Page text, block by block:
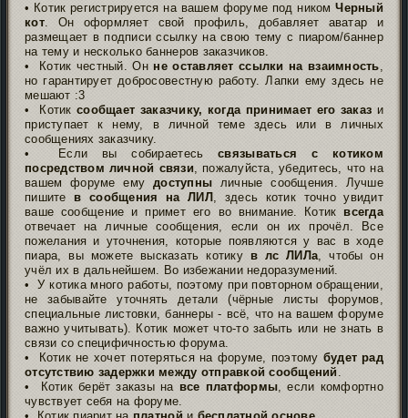
• Котик регистрируется на вашем форуме под никомЧерный
кот. Он оформляет свой профиль, добавляет аватар и
размещает в подписи ссылку на свою тему с пиаром/баннер
на тему и несколько баннеров заказчиков.
• Котик честный. Онне оставляет ссылки на взаимность,
но гарантирует добросовестную работу. Лапки ему здесь не
мешают :3
• Котиксообщает заказчику, когда принимает его заказ и
приступает к нему, в личной теме здесь или в личных
сообщениях заказчику.
• Если вы собираетесьсвязываться с котиком
посредством личной связи, пожалуйста, убедитесь, что на
вашем форуме емудоступны личные сообщения. Лучше
пишитев сообщения на ЛИЛ , здесь котик точно увидит
ваше сообщение и примет его во внимание. Котиквсегда
отвечает на личные сообщения, если он их прочёл. Все
пожелания и уточнения, которые появляются у вас в ходе
пиара, вы можете высказать котику в лс ЛИЛа, чтобы он
учёл их в дальнейшем. Во избежании недоразумений.
• У котика много работы, поэтому при повторном обращении,
не забывайте уточнять детали (чёрные листы форумов,
специальные листовки, баннеры - всё, что на вашем форуме
важно учитывать). Котик может что-то забыть или не знать в
связи со специфичностью форума.
• Котик не хочет потеряться на форуме, поэтому будет рад
отсутствию задержки между отправкой сообщений.
• Котик берёт заказы на все платформы, если комфортно
чувствует себя на форуме.